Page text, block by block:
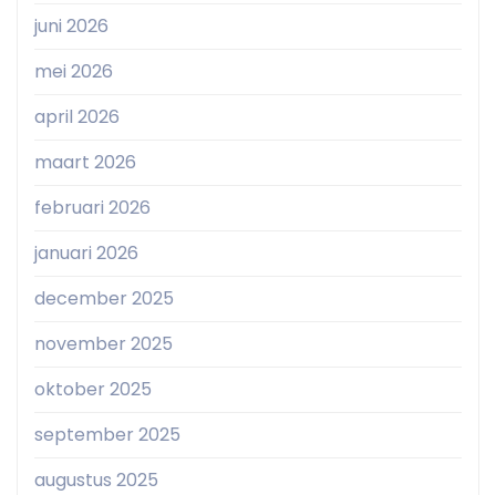
juni 2026
mei 2026
april 2026
maart 2026
februari 2026
januari 2026
december 2025
november 2025
oktober 2025
september 2025
augustus 2025